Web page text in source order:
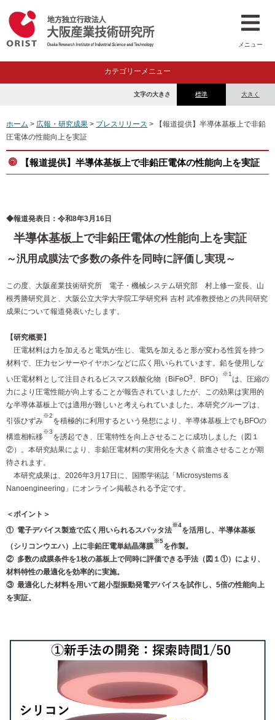
メニュー
カテゴリーメニュー
標準 大きく
文字の大きさ
ホーム > 広報・研究成果 > プレスリリース > 【報道提供】半導体基板上で非鉛
圧電体の性能向上を実証
【報道提供】半導体基板上で非鉛圧電体の性能向上を実証
◆報道発表日：令和8年3月16日
半導体基板上で非鉛圧電体の性能向上を実証
～汎用成膜法で多数の条件を同時に評価し実現～
この度、大阪産業技術研究所 電子・機械システム研究部 村上修一室長、山
根秀勝研究員と、大阪公立大学大学院工学研究科 吉村 武准教授他との共同研究
成果について報道発表いたします。
【研究概要】
圧電材料は力を加えると電気が生じ、電気を加えると形が変わる性質を持つ
材料で、圧力センサーやイヤホンなどに広く用いられています。鉛を使用しな
い圧電材料として注目されるビスマス鉄酸化物（BiFeO3、BFO）
※1
は、圧縮の
力により圧電性能が向上することが報告されていましたが、この効果は実用的
な半導体基板上では適用が難しいと考えられていました。本研究グループは、
引張ひずみ
※2
を積極的に利用するという発想により、半導体基板上でもBFOの
構造相転移
※3
を誘起でき、圧電特性を向上させることに成功しました（図１
②）。本研究結果により、非鉛圧電材料の実用化を大きく前進させることが期
待されます。
本研究成果は、2026年3月17日に、国際学術誌「Microsystems &
Nanoengineering」にオンライン掲載される予定です。
＜ポイント＞
① 電子デバイス製造で広く用いられるスパッタ法
※4
を活用し、半導体基板
（シリコンウエハ）上に非鉛圧電単結晶薄膜
※5
を作製。
② 多数の成膜条件を1枚の基板上で同時に評価できる手法（図１①）により、
材料特性の最適化を効率的に実施。
③ 最適化した材料を用いて超小型振動発電デバイスを試作し、5倍の性能向上
を実証。